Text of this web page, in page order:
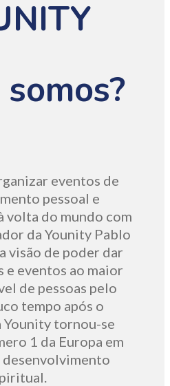
eventos de
pessoal e
volta do mundo com
da Younity Pablo
visão de poder dar
e eventos ao maior
de pessoas pelo
tempo após o
Younity tornou-se
1 da Europa em
desenvolvimento